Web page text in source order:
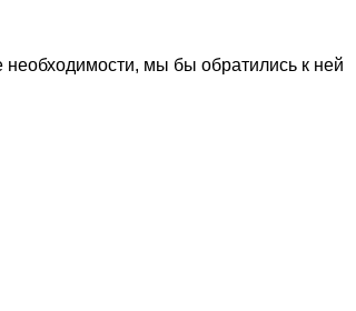
мы бы обратились к ней